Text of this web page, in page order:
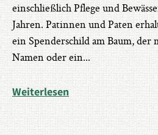
einschließlich Pflege und
Jahren. Patinnen und Paten
ein Spenderschild am Baum, der
Namen oder ein...
Weiterlesen